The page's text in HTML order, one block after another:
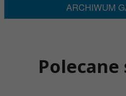
ARCHIWUM